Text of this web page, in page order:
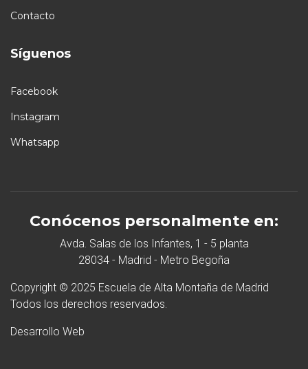
Contacto
Síguenos
Facebook
Instagram
Whatsapp
Conócenos personalmente en:
Avda. Salas de los Infantes, 1 - 5 planta
28034 - Madrid - Metro Begoña
Copyright © 2025 Escuela de Alta Montaña de Madrid
Todos los derechos reservados.
Desarrollo Web